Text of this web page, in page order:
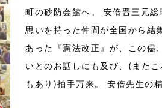
町の砂防会館へ。 安倍晋三元
思いを持った仲間が全国から結
あった『憲法改正』が、この儘
いとのお話しにも及び、(また
もあり)拍手万来。 安倍先生の